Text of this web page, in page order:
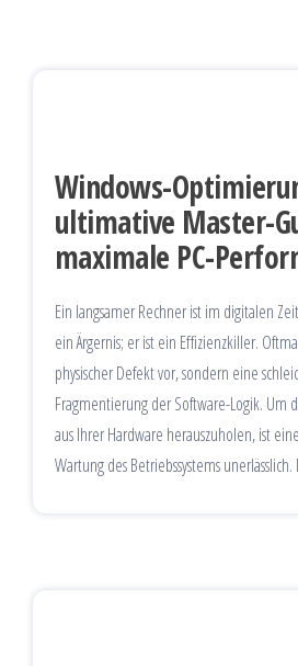
Windows-
ultimative Master-
maximale PC-
Ein langsamer Rechner ist im digitalen
ein Ärgernis; er ist ein Effizienzkiller.
physischer Defekt vor, sondern eine
Fragmentierung der Software-Logik. Um
aus Ihrer Hardware herauszuholen, ist
Wartung des Betriebssystems